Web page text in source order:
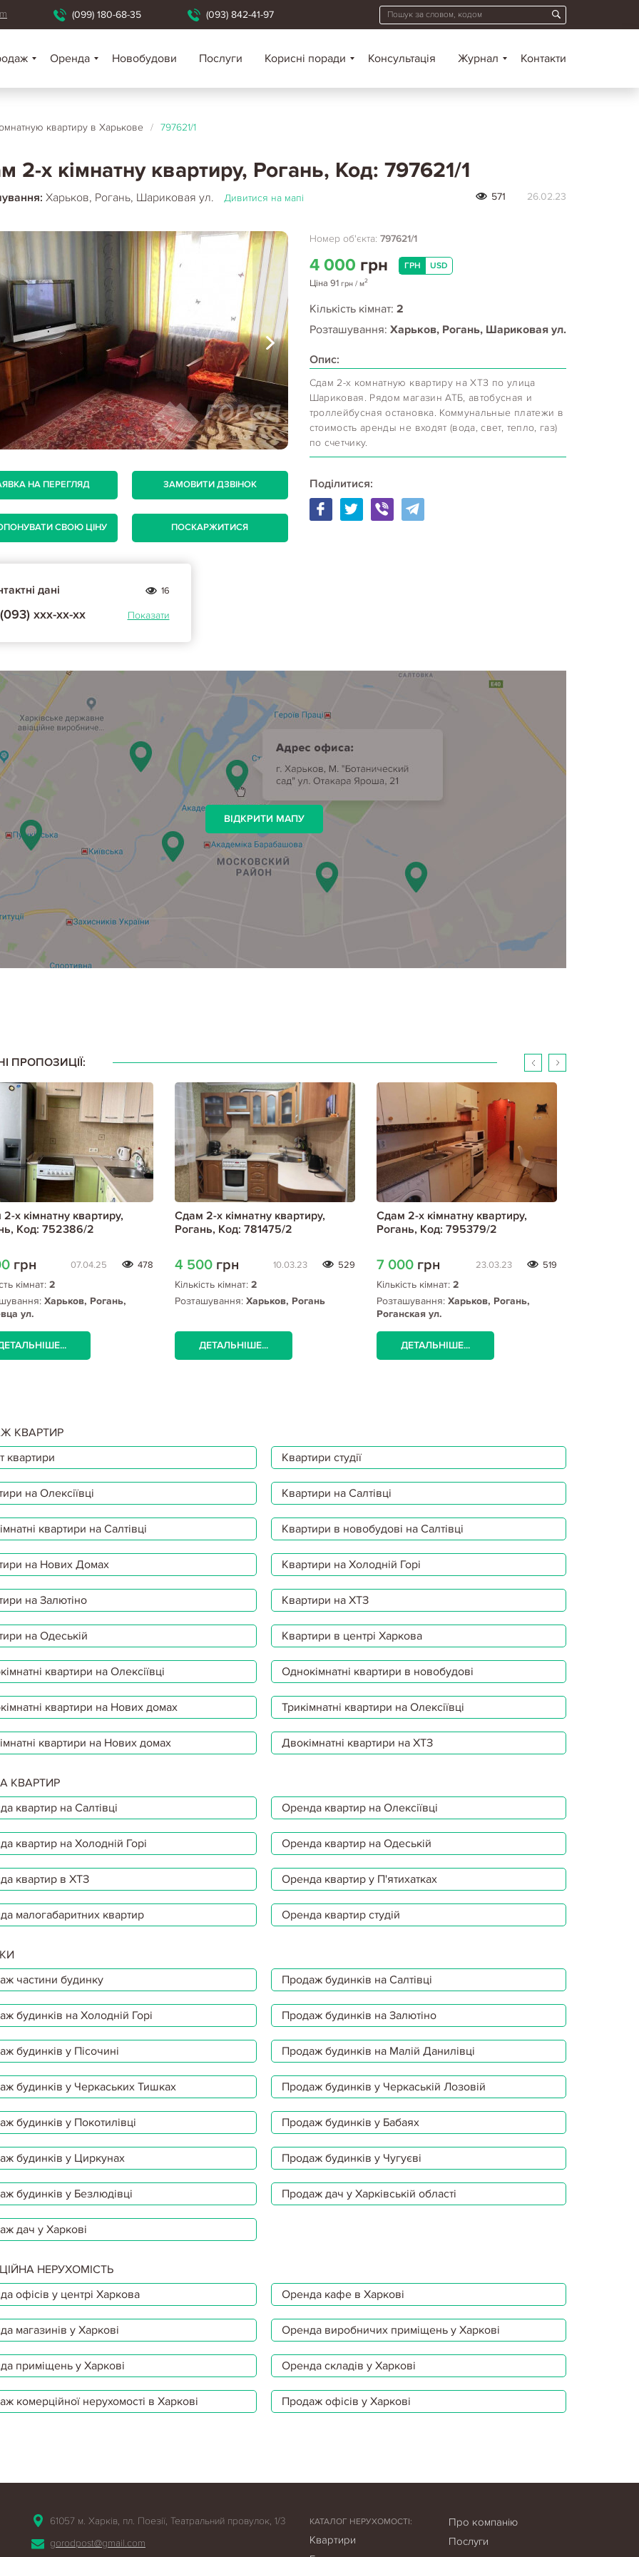
(099) 180-68-35 (093) 842-41-97
Оренда Новобудови Послуги Корисні поради Консультація Журнал Контакти
квартиру в Харькове / 797621/1
2-х кімнатну квартиру, Рогань, Код: 797621/1
Харьков, Рогань, Шариковая ул. Дивитися на мапі 571 26.02.23
НА ПЕРЕГЛЯД ЗАМОВИТИ ДЗВІНОК
СВОЮ ЦІНУ ПОСКАРЖИТИСЯ
дані 16
(093) ххх-хх-хх Показати
Номер об'єкта: 797621/1
4 000 грн ГРН USD
Ціна 91 грн/ м2
Кількість кімнат: 2
Розташування: Харьков, Рогань, Шариковая ул.
Опис:
Сдам 2-х комнатную квартиру на ХТЗ по улица
Шариковая. Рядом магазин АТБ, автобусная и
троллейбусная остановка. Коммунальные платежи в
стоимость аренды не входят (вода, свет, тепло, газ)
по счетчику.
Поділитися:
ВІДКРИТИ МАПУ
ПРОПОЗИЦІЇ:
х кімнатну квартиру,
Код: 752386/2
грн 07.04.25 478
кімнат: 2
Харьков, Рогань,
ул.
Сдам 2-х кімнатну квартиру,
Рогань, Код: 781475/2
4 500 грн 10.03.23 529
Кількість кімнат: 2
Розташування: Харьков, Рогань
ДЕТАЛЬНІШЕ...
Сдам 2-х кімнатну квартиру,
Рогань, Код: 795379/2
7 000 грн 23.03.23 519
Кількість кімнат: 2
Розташування: Харьков, Рогань,
Роганская ул.
ДЕТАЛЬНІШЕ...
КВАРТИР
квартири
Квартири студії
на Олексіївці Квартири на Салтівці
квартири на Салтівці Квартири в новобудові на Салтівці
на Нових Домах Квартири на Холодній Горі
на Залютіно Квартири на ХТЗ
на Одеській Квартири в центрі Харкова
квартири на Олексіївці Однокімнатні квартири в новобудові
квартири на Нових домах Трикімнатні квартири на Олексіївці
квартири на Нових домах Двокімнатні квартири на ХТЗ
КВАРТИР
квартир на Салтівці
Оренда квартир на Олексіївці
квартир на Холодній Горі Оренда квартир на Одеській
квартир в ХТЗ Оренда квартир у П'ятихатках
малогабаритних квартир Оренда квартир студій
частини будинку
Продаж будинків на Салтівці
будинків на Холодній Горі Продаж будинків на Залютіно
будинків у Пісочині Продаж будинків на Малій Данилівці
будинків у Черкаських Тишках Продаж будинків у Черкаській Лозовій
будинків у Покотилівці Продаж будинків у Бабаях
будинків у Циркунах Продаж будинків у Чугуєві
будинків у Безлюдівці Продаж дач у Харківській області
дач у Харкові
НЕРУХОМІСТЬ
офісів у центрі Харкова
Оренда кафе в Харкові
магазинів у Харкові Оренда виробничих приміщень у Харкові
приміщень у Харкові Оренда складів у Харкові
комерційної нерухомості в Харкові Продаж офісів у Харкові
61057 м. Харків, пл. Поезії, Театральний провулок, 1/3
gorodpost@gmail.com
КАТАЛОГ НЕРУХОМОСТІ:
Квартири
Про компанію
Послуги